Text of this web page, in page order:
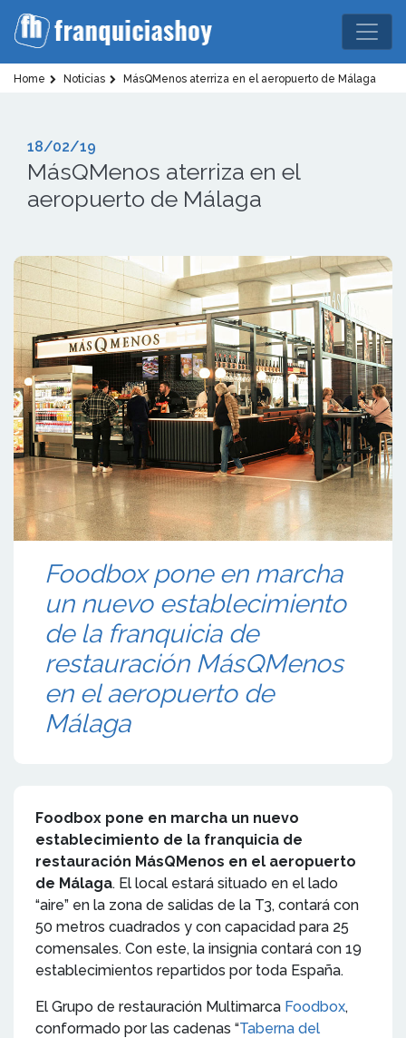
Home Noticias MásQMenos aterriza en el aeropuerto de Málaga
18/02/19
MásQMenos aterriza en el
aeropuerto de Málaga
Foodbox pone en marcha
un nuevo establecimiento
de la franquicia de
restauración MásQMenos
en el aeropuerto de
Málaga
Foodbox pone en marcha un nuevo
establecimiento de la franquicia de
restauración MásQMenos en el aeropuerto
de Málaga. El local estará situado en el lado
“aire” en la zona de salidas de la T3, contará con
50 metros cuadrados y con capacidad para 25
comensales. Con este, la insignia contará con 19
establecimientos repartidos por toda España.
El Grupo de restauración Multimarca Foodbox,
conformado por las cadenas “Taberna del